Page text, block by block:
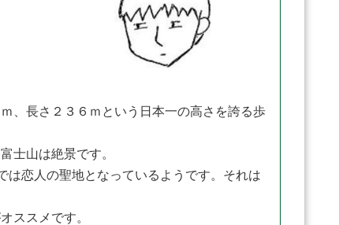
、長さ２３６ｍという日本一の高さを誇る歩
士山は絶景です。
は恋人の聖地となっているようです。それは
ススメです。